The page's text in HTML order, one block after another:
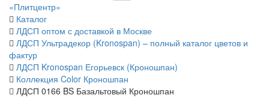
«Плитцентр»
Каталог
ЛДСП оптом с доставкой в Москве
ЛДСП Ультрадекор (Kronospan) – полный каталог цветов и
фактур
ЛДСП Kronospan Егорьевск (Кроношпан)
Коллекция Color Кроношпан
ЛДСП 0166 BS Базальтовый Кроношпан